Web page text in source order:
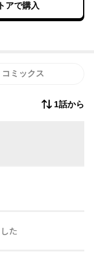
アで購入
コミックス
1話から
た